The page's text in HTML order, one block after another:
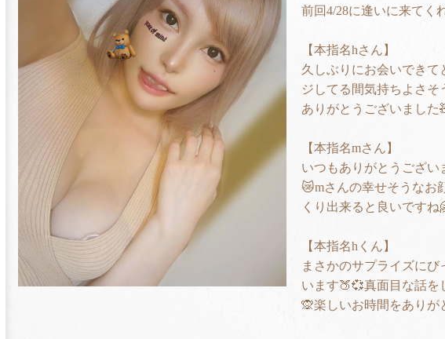
前回4/28に逢いに来て
【本指名hさん】
久しぶりにお会いでき
ジしてる間気持ちよさ
ありがとうございました
【本指名mさん】
いつもありがとうござ
😿mさんの幸せそうなお
くり出来ると良いですね
【本指名hくん】
まさかのサプライズに
います🍑💞真面目な話を
🙊楽しいお時間をありが